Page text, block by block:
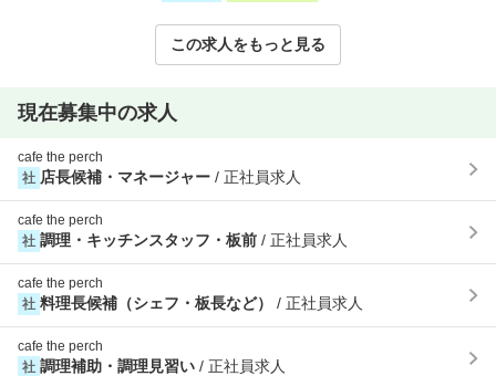
この求人をもっと見る
現在募集中の求人
cafe the perch
社 店長候補・マネージャー / 正社員求人
cafe the perch
社 調理・キッチンスタッフ・板前 / 正社員求人
cafe the perch
社 料理長候補（シェフ・板長など） / 正社員求人
cafe the perch
社 調理補助・調理見習い / 正社員求人